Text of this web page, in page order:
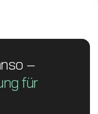
–
für